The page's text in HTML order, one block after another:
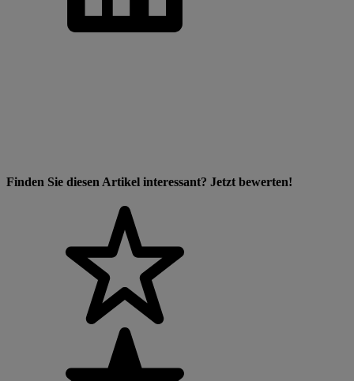
Finden Sie diesen Artikel interessant? Jetzt bewerten!